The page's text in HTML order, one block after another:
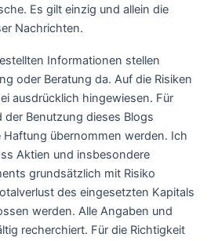
Es gilt einzig und allein die
Nachrichten.
Informationen stellen
oder Beratung da. Auf die Risiken
ausdrücklich hingewiesen. Für
der Benutzung dieses Blogs
übernommen werden. Ich
Aktien und insbesondere
grundsätzlich mit Risiko
des eingesetzten Kapitals
werden. Alle Angaben und
recherchiert. Für die Richtigkeit